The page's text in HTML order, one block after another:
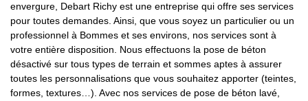
envergure, Debart Richy est une entreprise qui offre ses services
pour toutes demandes. Ainsi, que vous soyez un particulier ou un
professionnel à Bommes et ses environs, nos services sont à
votre entière disposition. Nous effectuons la pose de béton
désactivé sur tous types de terrain et sommes aptes à assurer
toutes les personnalisations que vous souhaitez apporter (teintes,
formes, textures…). Avec nos services de pose de béton lavé,